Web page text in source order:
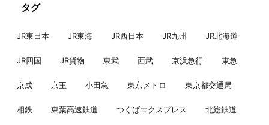
タグ
JR東日本 JR東海 JR西日本 JR九州 JR北海道
JR四国 JR貨物 東武 西武 京浜急行 東急
京成 京王 小田急 東京メトロ 東京都交通局
相鉄 東葉高速鉄道 つくばエクスプレス 北総鉄道